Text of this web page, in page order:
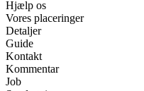
Hjælp os
Vores placeringer
Detaljer
Guide
Kontakt
Kommentar
Job